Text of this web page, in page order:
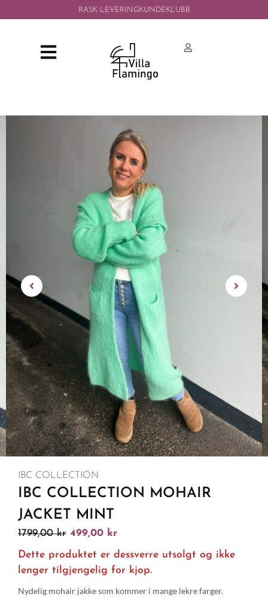
RASK LEVERINGKUNDEKLUBB
IBC COLLECTION
IBC COLLECTION MOHAIR
JACKET MINT
1799,00kr 499,00 kr
Dette produktet er dessverre utsolgt og ikke
lenger tilgjengelig for kjop.
Nydelig mohair jakke som kommer i mange lekre farger.